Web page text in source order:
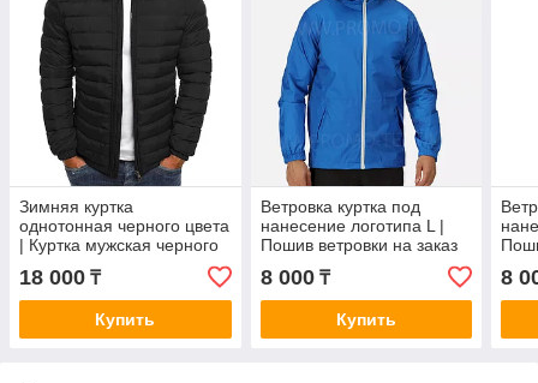
Зимняя куртка
однотонная черного цвета
| Куртка мужская черного
цвета под нанесение
логотипа
18 000 ₸
Купить
Ветровка куртка под
нанесение логотипа L |
Пошив ветровки на заказ
8 000₸
Купить
8